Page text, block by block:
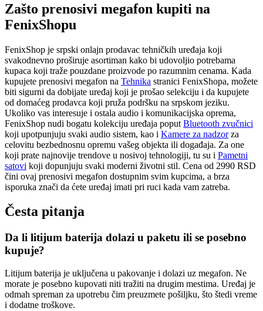
Zašto prenosivi megafon kupiti na
FenixShopu
FenixShop je srpski onlajn prodavac tehničkih uređaja koji
svakodnevno proširuje asortiman kako bi udovoljio potrebama
kupaca koji traže pouzdane proizvode po razumnim cenama. Kada
kupujete prenosivi megafon na Tehnika stranici FenixShopa, možete
biti sigurni da dobijate uređaj koji je prošao selekciju i da kupujete
od domaćeg prodavca koji pruža podršku na srpskom jeziku.
Ukoliko vas interesuje i ostala audio i komunikacijska oprema,
FenixShop nudi bogatu kolekciju uređaja poput Bluetooth zvučnici
koji upotpunjuju svaki audio sistem, kao i Kamere za nadzorza
celovitu bezbednosnu opremu vašeg objekta ili događaja. Za one
koji prate najnovije trendove u nosivoj tehnologiji, tu su i Pametni
satovi koji dopunjuju svaki moderni životni stil. Cena od 2990 RSD
čini ovaj prenosivi megafon dostupnim svim kupcima, a brza
isporuka znači da ćete uređaj imati pri ruci kada vam zatreba.
Česta pitanja
Da li litijum baterija dolazi u paketu ili se posebno
kupuje?
Litijum baterija je uključena u pakovanje i dolazi uz megafon. Ne
morate je posebno kupovati niti tražiti na drugim mestima. Uređaj je
odmah spreman za upotrebu čim preuzmete pošiljku, što štedi vreme
i dodatne troškove.